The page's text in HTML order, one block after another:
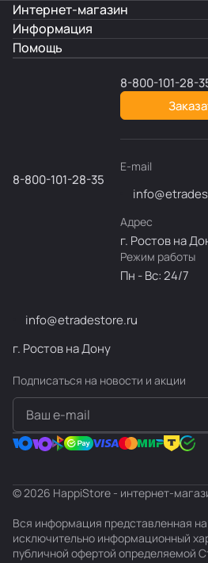
Интернет-магазин
Информация
Помощь
8-800-101-28-35
8-800-101-28-
E-mail
Адрес
г. Ростов на
Режим работы
Пн - Вс: 24/7
info@etradestore.ru
г. Ростов на Дону
Подписаться на новости и акции
© 2026 HappiStore - интернет-
Вся информация представленная
исключительно информационный
публичной офертой определяемой